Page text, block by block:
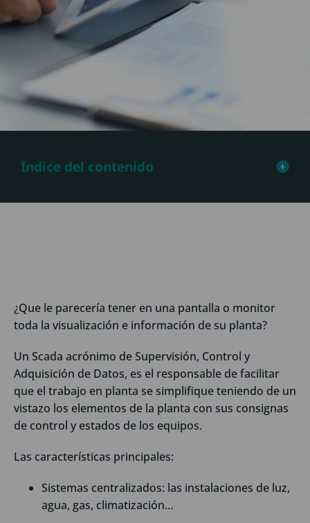
Índice del contenido
¿Que le parecería tener en una pantalla o monitor
toda la visualización e información de su planta?
Un Scada acrónimo de Supervisión, Control y
Adquisición de Datos, es el responsable de facilitar
que el trabajo en planta se simplifique teniendo de un
vistazo los elementos de la planta con sus consignas
de control y estados de los equipos.
Las características principales:
Sistemas centralizados: las instalaciones de luz,
agua, gas, climatización…